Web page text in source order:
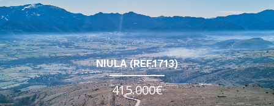
NIULA (REF.1713)
415.000€